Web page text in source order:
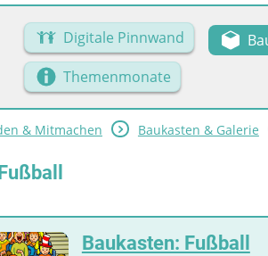
Digitale Pinnwand
Themenmonate
& Mitmachen Baukasten & Galerie
Baukasten: Fußball